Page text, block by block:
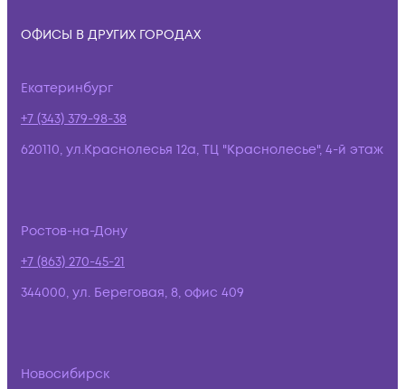
ОФИСЫ В ДРУГИХ ГОРОДАХ
Екатеринбург
+7 (343) 379-98-38
620110, ул.Краснолесья 12а, ТЦ "Краснолесье", 4-й этаж
Ростов-на-Дону
+7 (863) 270-45-21
344000, ул. Береговая, 8, офис 409
Новосибирск